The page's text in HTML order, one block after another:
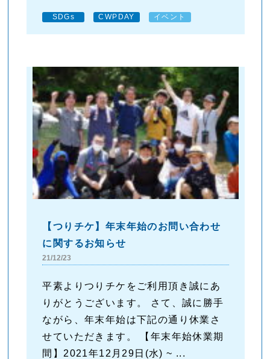
SDGs CWPDAY イベント
【つりチケ】年末年始のお問い合わせ
に関するお知らせ
21/12/23
平素よりつりチケをご利用頂き誠にあ
りがとうございます。 さて、誠に勝手
ながら、年末年始は下記の通り休業さ
せていただきます。 【年末年始休業期
間】2021年12月29日(水) ~ ...